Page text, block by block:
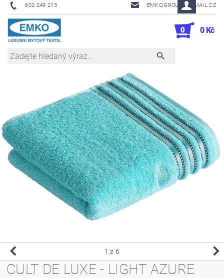
602 249 213 EMKO.GROUSL@EMAIL.CZ
0 0 Kč
1 z 6
CULT DE LUXE - LIGHT AZURE